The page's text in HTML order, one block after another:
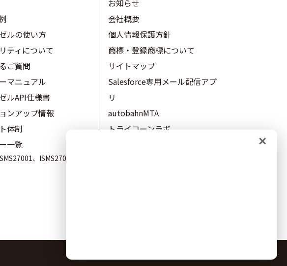
ルの使い方
ティについて
ご質問
マニュアル
ルAPI仕様書
ンアップ情報
体制
一覧
お知らせ
会社概要
個人情報保護方針
商標・登録商標について
サイトマップ
Salesforce専用メール配信アプ
リ
autobahnMTA
トライコーンラボ
、ISMS27017を取得しています。
×